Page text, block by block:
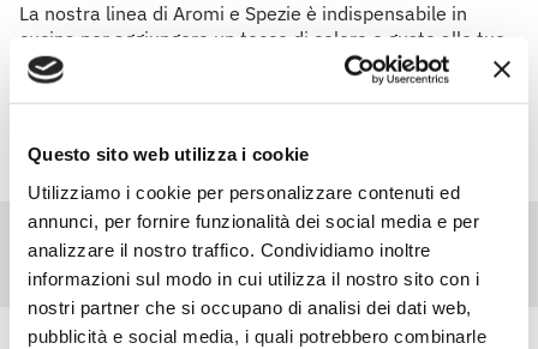
Questo sito web utilizza i cookie
Utilizziamo i cookie per personalizzare contenuti ed
annunci, per fornire funzionalità dei social media e per
analizzare il nostro traffico. Condividiamo inoltre
informazioni sul modo in cui utilizza il nostro sito con i
nostri partner che si occupano di analisi dei dati web,
pubblicità e social media, i quali potrebbero combinarle
La nostra linea di Aromi e Spezie è indispensabile in
cucina per aggiungere un tocco di colore e gusto alle tue
preparazioni.